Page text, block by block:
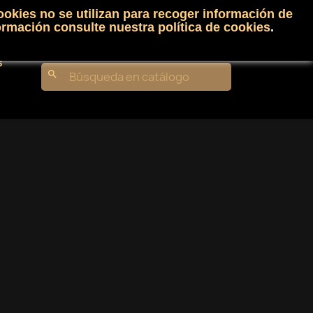
Iniciar sesión shopping_cartCarrito(0)
search
no se utilizan para recoger información de
consulte nuestra política de cookies.